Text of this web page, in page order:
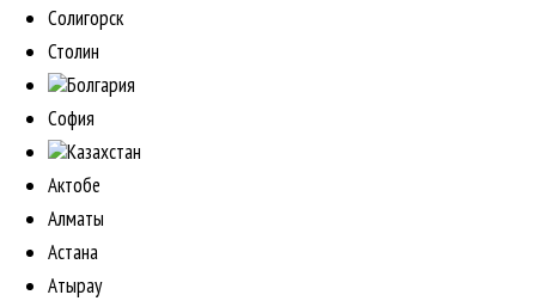
Солигорск
Столин
Болгария
София
Казахстан
Актобе
Алматы
Астана
Атырау